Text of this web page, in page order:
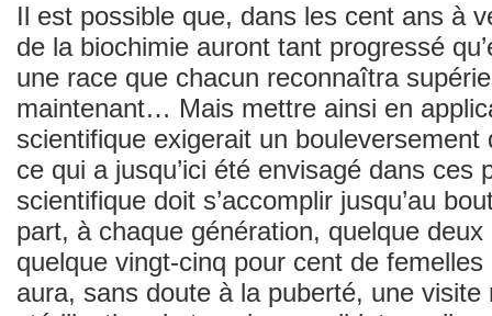
Il est possible que, dans les cent ans à
de la biochimie auront tant progressé
une race que chacun reconnaîtra
maintenant… Mais mettre ainsi en
scientifique exigerait un
ce qui a jusqu’ici été envisagé dans ces
scientifique doit s’accomplir jusqu’au
part, à chaque génération, quelque
quelque vingt-cinq pour cent de
aura, sans doute à la puberté, une